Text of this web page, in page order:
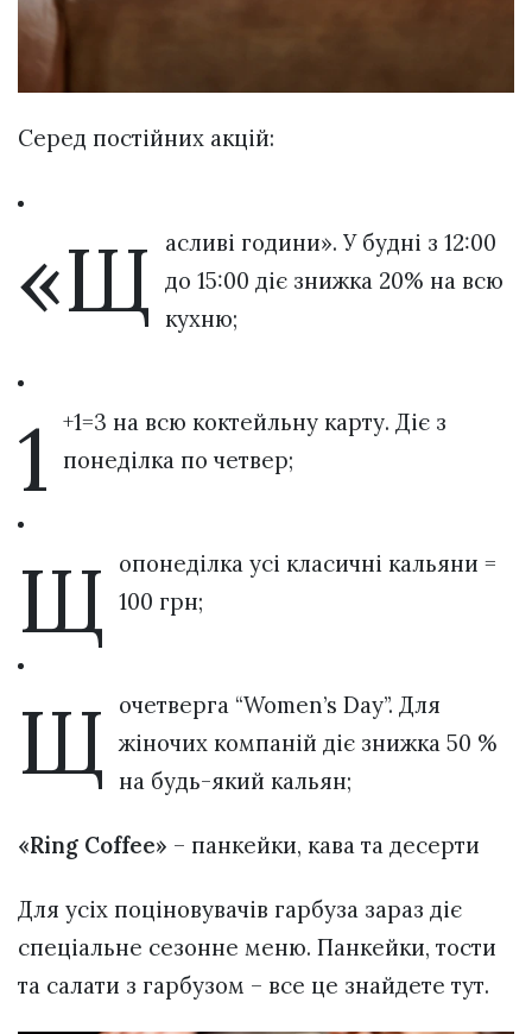
Серед постійних акцій:
«Щ
асливі години». У будні з 12:00
до 15:00 діє знижка 20% на всю
кухню;
1 +1=3 на всю коктейльну карту. Діє з
понеділка по четвер;
Щ
опонеділка усі класичні кальяни =
100 грн;
Щ
очетверга “Women’s Day”. Для
жіночих компаній діє знижка 50 %
на будь-який кальян;
«Ring Coffee» – панкейки, кава та десерти
Для усіх поціновувачів гарбуза зараз діє
спеціальне сезонне меню. Панкейки, тости
та салати з гарбузом – все це знайдете тут.